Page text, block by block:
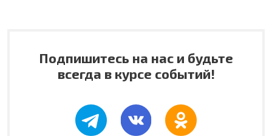
Подпишитесь на нас и будьте
всегда в курсе событий!